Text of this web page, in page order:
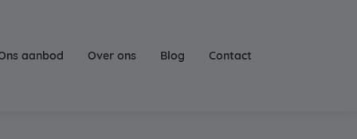
aanbod Over ons Blog Contact